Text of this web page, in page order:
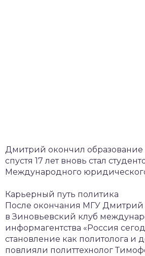
Дмитрий окончил образование
спустя 17 лет вновь стал
Международного юридического
Карьерный путь политика
После окончания МГУ Дмитрий
в Зиновьевский клуб
информагентства «Россия
становление как политолога и
повлияли политтехнолог